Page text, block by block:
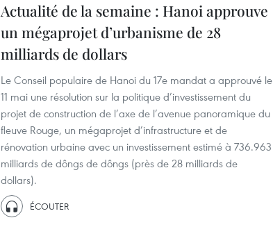
Actualité de la semaine : Hanoi approuve
un mégaprojet d’urbanisme de 28
milliards de dollars
Le Conseil populaire de Hanoi du 17e mandat a approuvé le
11 mai une résolution sur la politique d’investissement du
projet de construction de l’axe de l’avenue panoramique du
fleuve Rouge, un mégaprojet d’infrastructure et de
rénovation urbaine avec un investissement estimé à 736.963
milliards de dôngs de dôngs (près de 28 milliards de
dollars).
ÉCOUTER